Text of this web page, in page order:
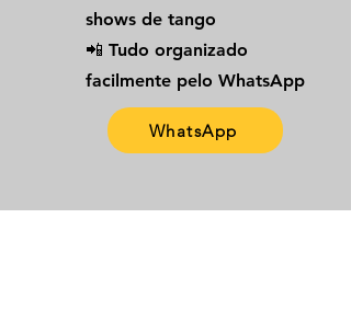
shows de tango
📲 Tudo organizado
facilmente pelo WhatsApp
WhatsApp